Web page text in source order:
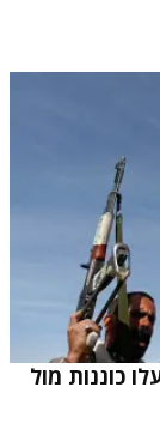
כוננות מול